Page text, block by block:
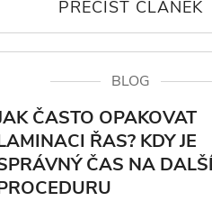
BLOG
ČASTO OPAKOVAT
ŘAS? KDY JE
ČAS NA DALŠÍ